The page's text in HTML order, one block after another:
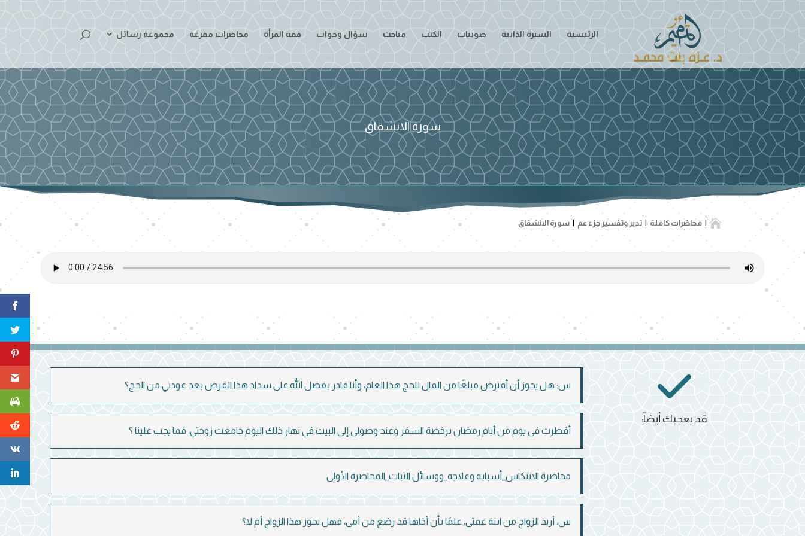
الرئيسية السيرة الذاتية صوتيات الكتب مباحث سؤال وجواب فقه المرأة محاضرات مفرغة مجموعة رسائل
سورة الانشقاق
 محاضرات كاملة تدبر وتفسير جزء عم سورة الانشقاق
س: هل يجوز أن أقترض مبلغًا من المال للحج هذا العام، وأنا قادر بفضل الله على سداد هذا القرض بعد عودتي من الحج؟
أفطرت في يوم من أيام رمضان برخصة السفر وعند وصولي إلى البيت في نهار ذلك اليوم جامعت زوجتي، فما يجب علينا ؟
محاضرة الانتكاس_أسبابه وعلاجه_ووسائل الثبات_المحاضرة الأولى
س: أريد الزواج من ابنة عمتي، علمًا بأن أخاها قد رضع من أمي، فهل يجوز هذا الزواج أم لا؟
قد يعجبك أيضاً: